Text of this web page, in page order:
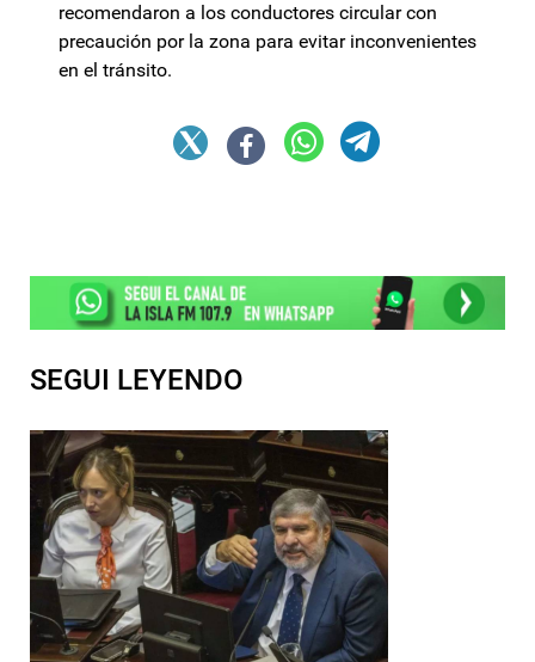
recomendaron a los conductores circular con
precaución por la zona para evitar inconvenientes
en el tránsito.
SEGUI LEYENDO